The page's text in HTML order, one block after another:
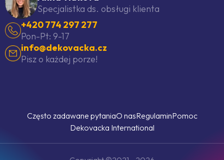
Specjalistka ds. obsługi klienta
+420 774 297 277
Pon-Pt: 9-17
info@dekovacka.cz
Pisz o każdej porze!
Często zadawane pytaniaO nasRegulaminPomoc
Dekovacka International